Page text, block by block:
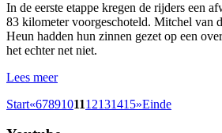
In de eerste etappe kregen de rijders een
83 kilometer voorgeschoteld. Mitchel van
Heun hadden hun zinnen gezet op een
het echter net niet.
Lees meer
Start«6789101112131415»Einde